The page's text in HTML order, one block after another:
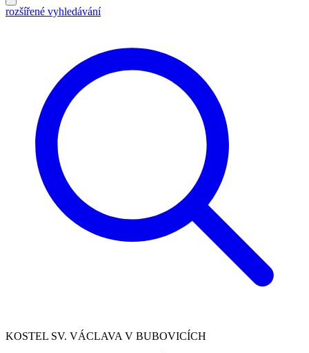
rozšířené vyhledávání
KOSTEL SV. VÁCLAVA V BUBOVICÍCH